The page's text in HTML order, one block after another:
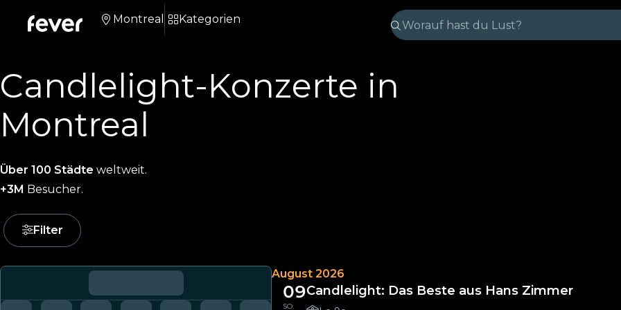
Montreal Kategorien
Candlelight-Konzerte in
Montreal
Über 100 Städte weltweit.
+3M Besucher.
Filter
August 2026
09
SO.
Candlelight: Das Beste aus Hans Zimmer